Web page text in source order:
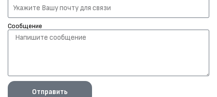
Сообщение
Отправить